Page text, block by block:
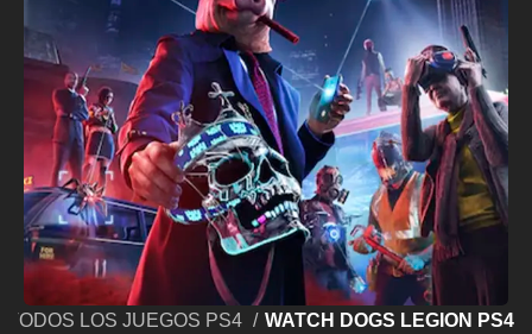
TODOS LOS JUEGOS PS4 WATCH DOGS LEGION PS4